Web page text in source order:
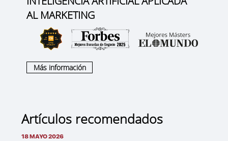
AL MARKETING
Más información
Artículos recomendados
18 MAYO 2026